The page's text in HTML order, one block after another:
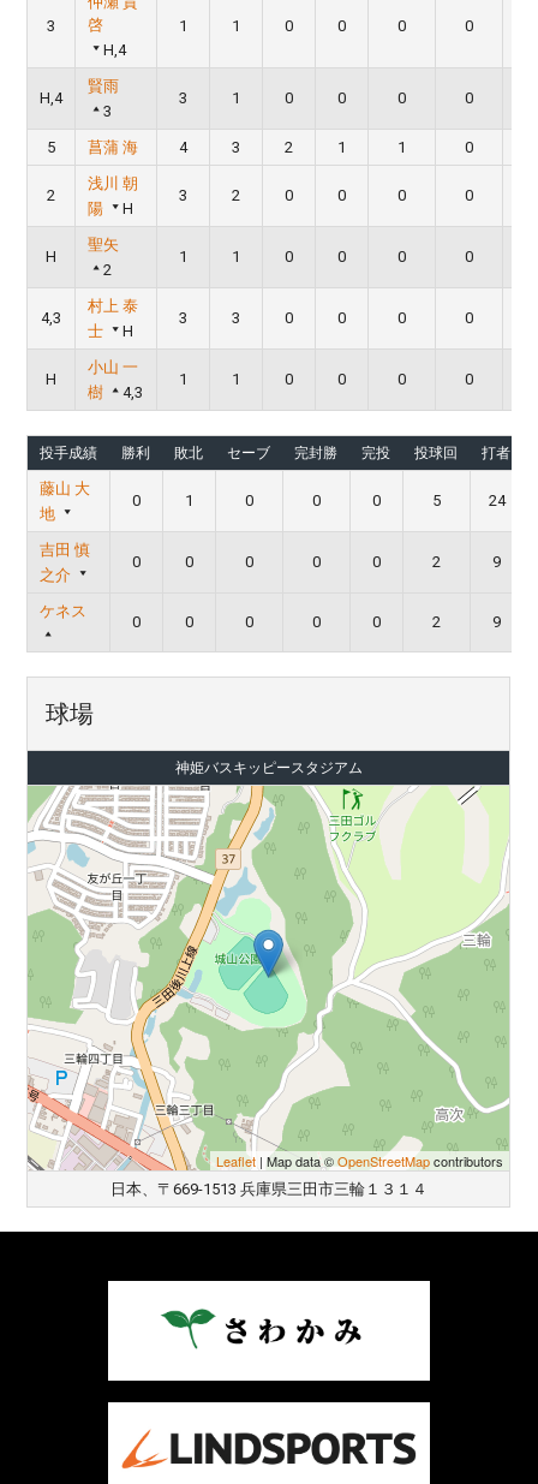
3
啓
H,4
1 1 0 0 0 0
H,4
賢雨
3
3 1 0 0 0 0
5 菖蒲 海 4 3 2 1 1 0
2
浅川 朝
陽
H
3 2 0 0 0 0
H
聖矢
2
1 1 0 0 0 0
4,3
村上 泰
士
H
3 3 0 0 0 0
H
小山 一
樹
4,3
1 1 0 0 0 0
投手成績 勝利 敗北 セーブ 完封勝 完投 投球回 打者
藤山 大
地
0 1 0 0 0 5 24
吉田 慎
之介
0 0 0 0 0 2 9
ケネス
0 0 0 0 0 2 9
球場
神姫バスキッピースタジアム
Leaflet | Map data ©OpenStreetMapcontributors
日本、〒669-1513 兵庫県三田市三輪１３１４